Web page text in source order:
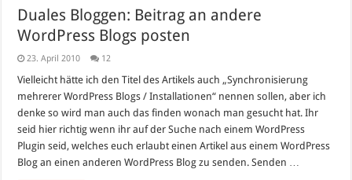
Duales Bloggen: Beitrag an andere
WordPress Blogs posten
23. April 2010 12
Vielleicht hätte ich den Titel des Artikels auch „Synchronisierung
mehrerer WordPress Blogs / Installationen“ nennen sollen, aber ich
denke so wird man auch das finden wonach man gesucht hat. Ihr
seid hier richtig wenn ihr auf der Suche nach einem WordPress
Plugin seid, welches euch erlaubt einen Artikel aus einem WordPress
Blog an einen anderen WordPress Blog zu senden. Senden …